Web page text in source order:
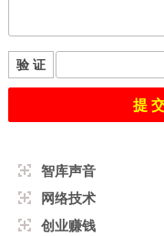
验 证
智库声音
网络技术
创业赚钱